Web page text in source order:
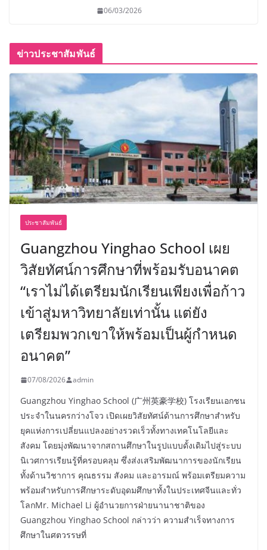
06/03/2026
ข่าวประชาสัมพันธ์
ประชาสัมพันธ์
Guangzhou Yinghao School เผย
วิสัยทัศน์การศึกษาที่พร้อมรับอนาคต
“เราไม่ได้เตรียมนักเรียนเพียงเพื่อก้าว
เข้าสู่มหาวิทยาลัยเท่านั้น แต่ยัง
เตรียมพวกเขาให้พร้อมเป็นผู้กำหนด
อนาคต”
07/08/2026 admin
Guangzhou Yinghao School (广州英豪学校) โรงเรียนเอกชน
ประจำในนครกว่างโจว เปิดเผยวิสัยทัศน์ด้านการศึกษาสำหรับ
ยุคแห่งการเปลี่ยนแปลงอย่างรวดเร็วทั้งทางเทคโนโลยีและ
สังคม โดยมุ่งพัฒนาจากสถานศึกษาในรูปแบบดั้งเดิมไปสู่ระบบ
นิเวศการเรียนรู้ที่ครอบคลุม ซึ่งส่งเสริมพัฒนาการของนักเรียน
ทั้งด้านวิชาการ คุณธรรม สังคม และอารมณ์ พร้อมเตรียมความ
พร้อมสำหรับการศึกษาระดับอุดมศึกษาทั้งในประเทศจีนและทั่ว
โลกMr. Michael Li ผู้อำนวยการฝ่ายนานาชาติของ
Guangzhou Yinghao School กล่าวว่า ความสำเร็จทางการ
ศึกษาในศตวรรษที่